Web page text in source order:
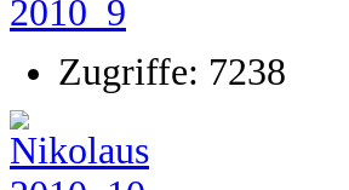
Zugriffe: 7238